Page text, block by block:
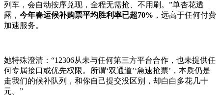
列车，会自动按序兑现，全程无需抢、不用刷。”单杏花透
露， 今年春运候补购票平均胜利率已超70% ，远高于任何付费
加速服务。
她特殊澄清：“12306从未与任何第三方平台合作，也未提供任
何专属接口或优先权限。所谓‘双通道’‘急速抢票’，本质仍是
走我们的候补队列，和你自己提交没区别，却白白多花几十
元。”